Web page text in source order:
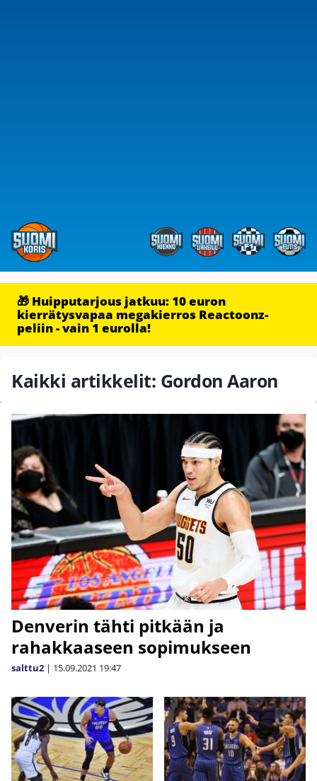
🎁 Huipputarjous jatkuu: 10 euron
kierrätysvapaa megakierros Reactoonz-
peliin - vain 1 eurolla!
Kaikki artikkelit: Gordon Aaron
Denverin tähti pitkään ja
rahakkaaseen sopimukseen
salttu2 | 15.09.2021 19:47